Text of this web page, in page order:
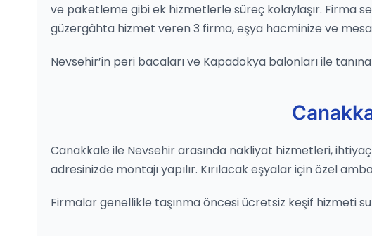
ve paketleme gibi ek hizmetlerle süreç kolaylaşır. Firma
güzergâhta hizmet veren 3 firma, eşya hacminize ve
Nevsehir’in peri bacaları ve Kapadokya balonları ile
Canakkale ile Nevsehir arasında nakliyat hizmetleri,
adresinizde montajı yapılır. Kırılacak eşyalar için özel
Firmalar genellikle taşınma öncesi ücretsiz keşif hizmeti